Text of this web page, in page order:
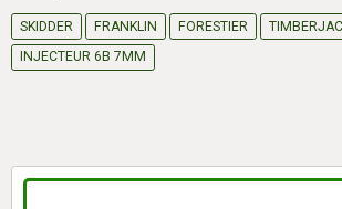
SKIDDER FRANKLIN FORESTIER
INJECTEUR 6B 7MM